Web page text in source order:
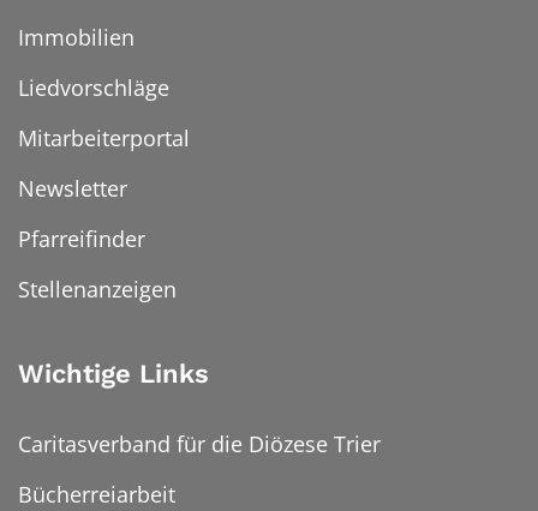
Immobilien
Liedvorschläge
Mitarbeiterportal
Newsletter
Pfarreifinder
Stellenanzeigen
Wichtige Links
Caritasverband für die Diözese Trier
Bücherreiarbeit